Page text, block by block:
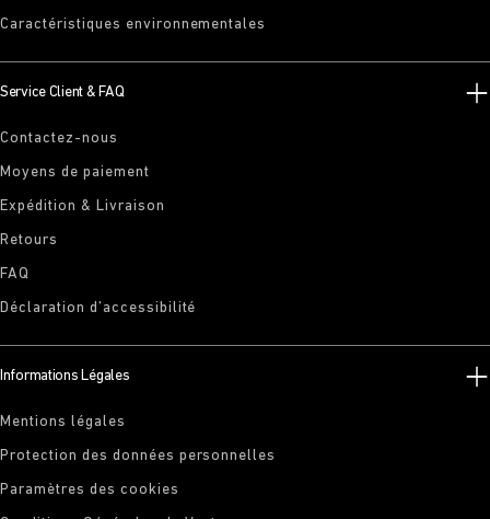
Caractéristiques environnementales
Service Client & FAQ
Contactez-nous
Moyens de paiement
Expédition & Livraison
Retours
FAQ
Déclaration d’accessibilité
Informations Légales
Mentions légales
Protection des données personnelles
Paramètres des cookies